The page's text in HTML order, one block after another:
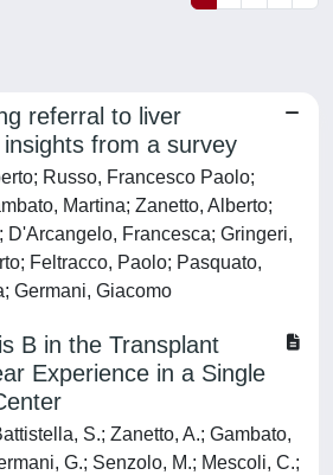
referral to liver
from a survey
Russo, Francesco Paolo;
Martina; Zanetto, Alberto;
D'Arcangelo, Francesca; Gringeri,
Feltracco, Paolo; Pasquato,
Germani, Giacomo
B in the Transplant
Experience in a Single
S.; Zanetto, A.; Gambato,
G.; Senzolo, M.; Mescoli, C.;